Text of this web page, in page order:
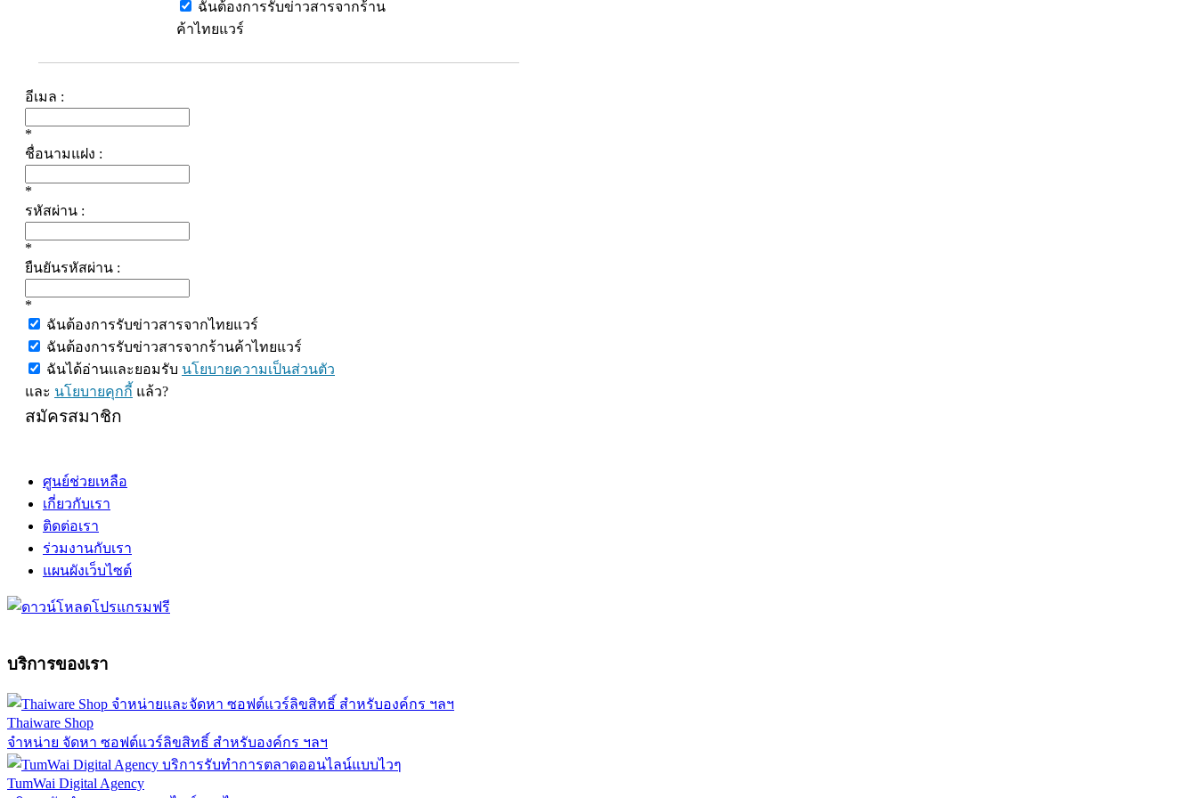
ฉันต้องการรับข่าวสารจากร้าน
ค้าไทยแวร์
อีเมล :
*
ชื่อนามแฝง :
*
รหัสผ่าน :
*
ยืนยันรหัสผ่าน :
*
ฉันต้องการรับข่าวสารจากไทยแวร์
ฉันต้องการรับข่าวสารจากร้านค้าไทยแวร์
ฉันได้อ่านและยอมรับ นโยบายความเป็นส่วนตัว
และ นโยบายคุกกี้ แล้ว?
สมัครสมาชิก
ศูนย์ช่วยเหลือ
เกี่ยวกับเรา
ติดต่อเรา
ร่วมงานกับเรา
แผนผังเว็บไซต์
บริการของเรา
Thaiware Shop
จำหน่าย จัดหา ซอฟต์แวร์ลิขสิทธิ์ สำหรับองค์กร ฯลฯ
TumWai Digital Agency